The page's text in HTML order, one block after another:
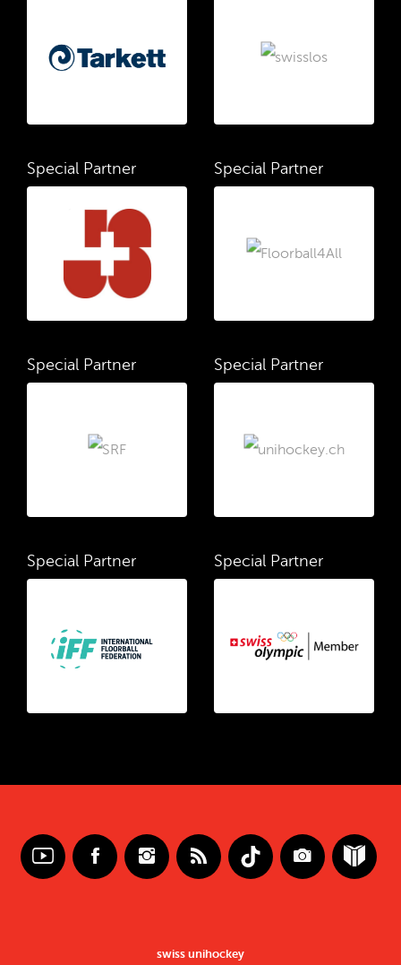
Special Partner Special Partner
Special Partner Special Partner
Special Partner Special Partner
swiss unihockey